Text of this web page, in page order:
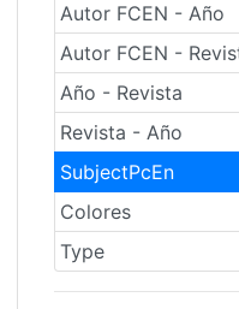
Autor FCEN - Año
Autor FCEN -
Año - Revista
Revista - Año
SubjectPcEn
Colores
Type